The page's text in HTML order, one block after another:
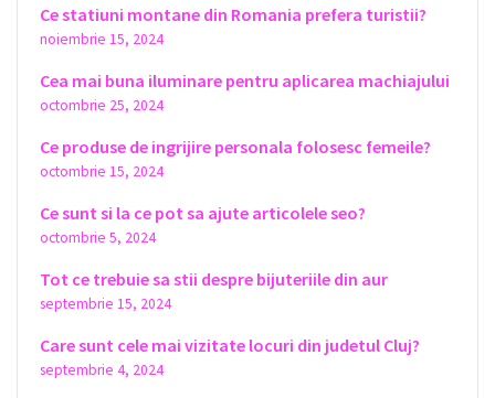
Ce statiuni montane din Romania prefera turistii?
noiembrie 15, 2024
Cea mai buna iluminare pentru aplicarea machiajului
octombrie 25, 2024
Ce produse de ingrijire personala folosesc femeile?
octombrie 15, 2024
Ce sunt si la ce pot sa ajute articolele seo?
octombrie 5, 2024
Tot ce trebuie sa stii despre bijuteriile din aur
septembrie 15, 2024
Care sunt cele mai vizitate locuri din judetul Cluj?
septembrie 4, 2024